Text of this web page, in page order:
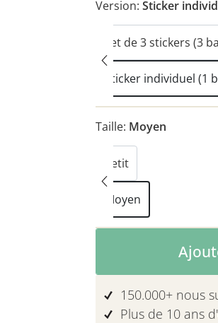
Version: Sticker
Set de 3 stickers (3
Sticker individuel (1
Taille: Moyen
Petit
Moyen
Quantité de
150.000+ nous
Plus de 10 ans